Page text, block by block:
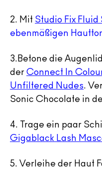
2. Mit Studio Fix Fluid
ebenmäßigen
3. Betone die
der Connect In
Unfiltered Nudes.
Sonic Chocolate in
4. Trage ein paar
Gigablack Lash
5. Verleihe der Haut